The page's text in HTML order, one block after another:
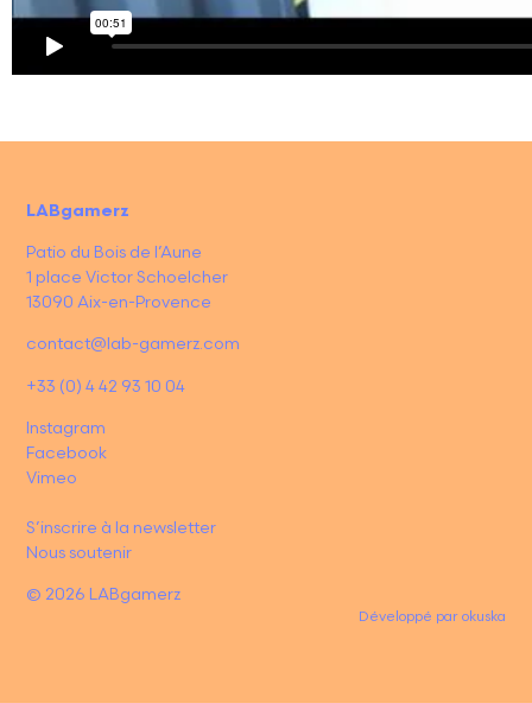
LABgamerz
Patio du Bois de l’Aune
1 place Victor Schoelcher
13090 Aix-en-Provence
contact@lab-gamerz.com
+33 (0) 4 42 93 10 04
Instagram
Facebook
Vimeo
S’inscrire à la newsletter
Nous soutenir
© 2026 LABgamerz
Développé par okuska